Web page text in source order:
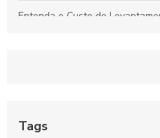
Entenda o Custo do
Terrenos de Forma Eficiente
Tags